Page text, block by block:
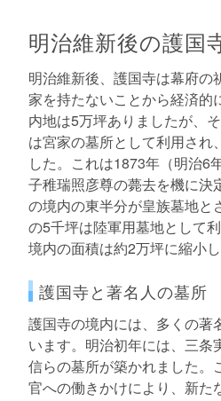
明治維新後の護国
明治維新後、護国寺は幕府の
家を持たないことから経済的
内地は5万坪ありましたが、
は宮家の墓所として利用され
した。これは1873年（明治6
子稚瑞照彦尊の薨去を機に決
の境内の東半分が皇族墓地と
の5千坪は陸軍用墓地として
境内の面積は約2万坪に縮小し
護国寺と著名人の墓所
護国寺の境内には、多くの著
います。明治初年には、三条
信らの墓所が築かれました。
官への働きかけにより、新た